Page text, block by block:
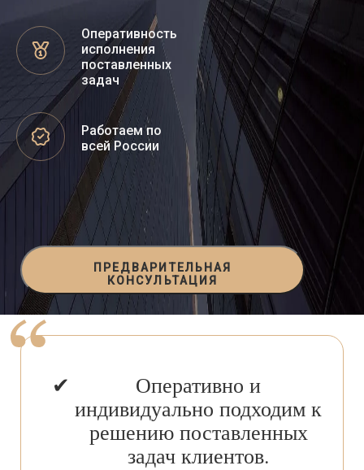
Оперативность
исполнения
поставленных
задач
Работаем по
всей России
ПРЕДВАРИТЕЛЬНАЯ
КОНСУЛЬТАЦИЯ
Оперативно и
индивидуально подходим к
решению поставленных
задач клиентов.